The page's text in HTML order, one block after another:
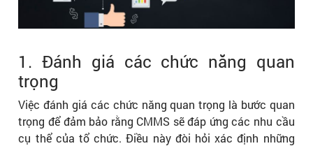
1. Đánh giá các chức năng quan
trọng
Việc đánh giá các chức năng quan trọng là bước quan
trọng để đảm bảo rằng CMMS sẽ đáp ứng các nhu cầu
cụ thể của tổ chức. Điều này đòi hỏi xác định những